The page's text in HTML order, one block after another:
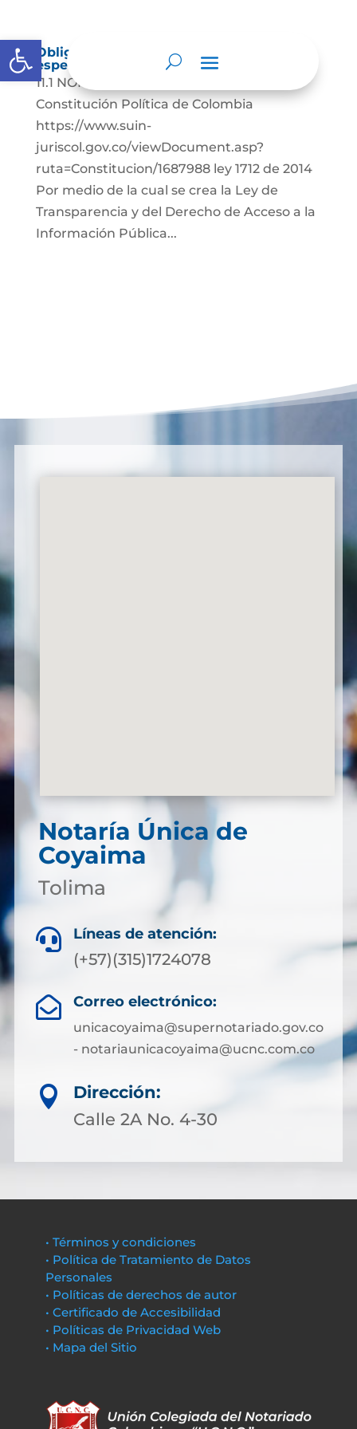
Abrir barra de herramientas
Obligación de reporte de información
específica por parte de la entidad
11.1 NORMATIVIDAD ESPECIAL LEYES:
Constitución Política de Colombia
https://www.suin-
juriscol.gov.co/viewDocument.asp?
ruta=Constitucion/1687988 ley 1712 de 2014
Por medio de la cual se crea la Ley de
Transparencia y del Derecho de Acceso a la
Información Pública...
Notaría Única de
Coyaima
Tolima
 Líneas de atención:
(+57)(315)1724078
 Correo electrónico:
unicacoyaima@supernotariado.gov.co
- notariaunicacoyaima@ucnc.com.co

Dirección:
Calle 2A No. 4-30
• Términos y condiciones
• Política de Tratamiento de Datos
Personales
• Políticas de derechos de autor
• Certificado de Accesibilidad
• Políticas de Privacidad Web
• Mapa del Sitio